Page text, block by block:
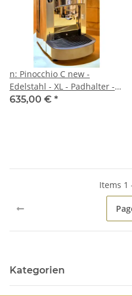
n: Pinocchio C new -
Edelstahl - XL - Padhalter -
Tassengestell aus Plexiglas -
635,00 € *
Items 1
Kategorien